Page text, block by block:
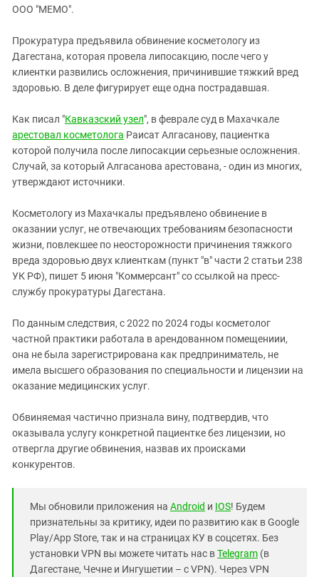
ИНАКОМЫСЛИЕ В ЧЕЧНЕ
ПРЕСЛЕДОВАНИЕ АКТИВИСТОВ
МОБИЛИЗАЦИЯ И ПРОТЕСТЫ
Дагестан
Кабардино-Балкария
Калмыкия
Краснодарский край
Нагорный Карабах
Российская Федерация
Ростовская область
Северная Осетия - Алания
СКФО
Чечня
Южная Осетия
Южный Кавказ
ЮФО
ООО "МЕМО".
Прокуратура предъявила обвинение косметологу из
Дагестана, которая провела липосакцию, после чего у
клиентки развились осложнения, причинившие тяжкий вред
здоровью. В деле фигурирует еще одна пострадавшая.
Как писал "Кавказский узел", в феврале суд в Махачкале
арестовал косметолога Раисат Алгасанову, пациентка
которой получила после липосакции серьезные осложнения.
Случай, за который Алгасанова арестована, - один из многих,
утверждают источники.
Косметологу из Махачкалы предъявлено обвинение в
оказании услуг, не отвечающих требованиям безопасности
жизни, повлекшее по неосторожности причинения тяжкого
вреда здоровью двух клиенткам (пункт "в" части 2 статьи 238
УК РФ), пишет 5 июня "Коммерсант" со ссылкой на пресс-
службу прокуратуры Дагестана.
По данным следствия, с 2022 по 2024 годы косметолог
частной практики работала в арендованном помещениии,
она не была зарегистрирована как предприниматель, не
имела высшего образования по специальности и лицензии на
оказание медицинских услуг.
Обвиняемая частично признала вину, подтвердив, что
оказывала услугу конкретной пациентке без лицензии, но
отвергла другие обвинения, назвав их происками
конкурентов.
Мы обновили приложения на Android и IOS! Будем
признательны за критику, идеи по развитию как в Google
Play/App Store, так и на страницах КУ в соцсетях. Без
установки VPN вы можете читать нас вTelegram (в
Дагестане, Чечне и Ингушетии – с VPN). Через VPN